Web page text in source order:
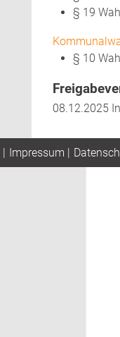
§ 19
§ 10
08.12.2025
Impressum |